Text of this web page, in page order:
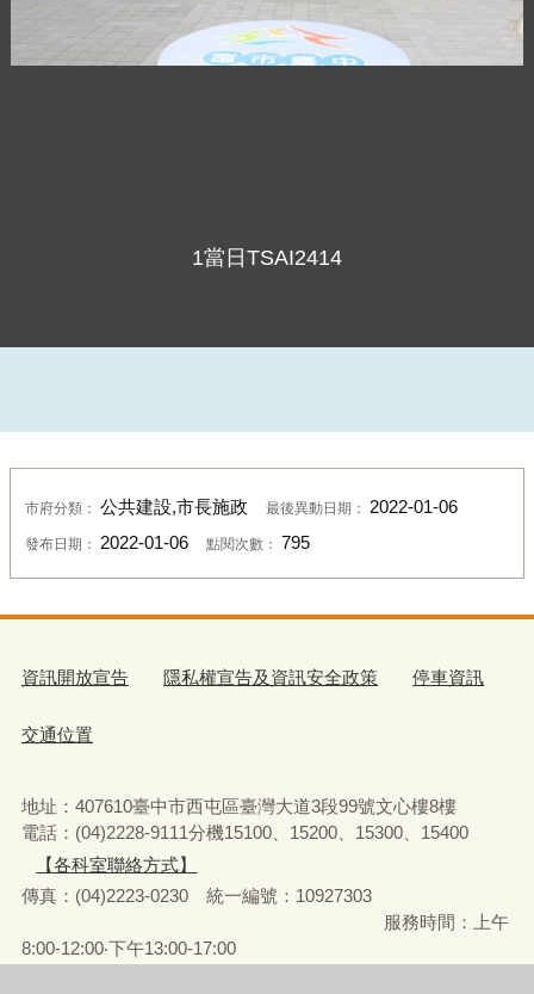
1當日TSAI2414
市府分類： 公共建設,市長施政 最後異動日期： 2022-01-06
發布日期： 2022-01-06 點閱次數： 795
資訊開放宣告 隱私權宣告及資訊安全政策 停車資訊
交通位置
地址：407610臺中市西屯區臺灣大道3段99號文心樓8樓
電話：(04)2228-9111分機15100、15200、15300、15400
【各科室聯絡方式】
傳真：(04)2223-0230 統一編號： 10927303
服務時間：上午
8:00-12:00‧下午13:00-17:00